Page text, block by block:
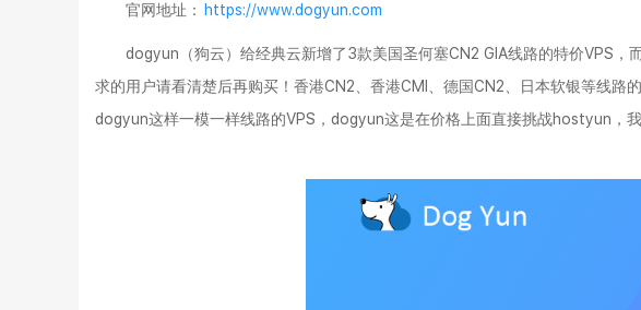
官网地址： https://www.dogyun.com
dogyun（狗云）给经典云新增了3款美国圣何塞CN2 GIA线路的特价VPS
求的用户请看清楚后再购买！香港CN2、香港CMI、德国CN2、日本软银等线
dogyun这样一模一样线路的VPS，dogyun这是在价格上面直接挑战hostyun，